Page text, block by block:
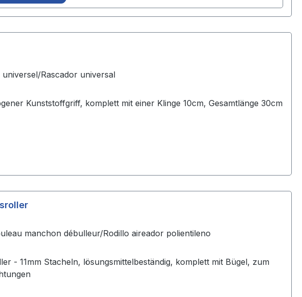
Rascador universal
Kunststoffgriff, komplett mit einer Klinge 10cm, Gesamtlänge 30cm
manchon débulleur/Rodillo aireador polientileno
- 11mm Stacheln, lösungsmittelbeständig, komplett mit Bügel, zum